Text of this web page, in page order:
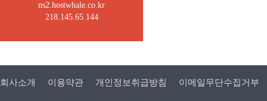
ns2.hostwhale.co.kr
218.145.65.144
회사소개 이용약관 개인정보취급방침 이메일무단수집거부